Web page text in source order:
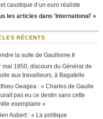
caustique d’un euro réaliste
les articles dans 'International' »
RÉCENTS
la suite de Gaullisme.fr
mai 1950, discours du Général de
aux travailleurs, à Bagatelle
Geagea : « Charles de Gaulle
pas eu ce destin sans cette
exemplaire »
Aubert : « La politique